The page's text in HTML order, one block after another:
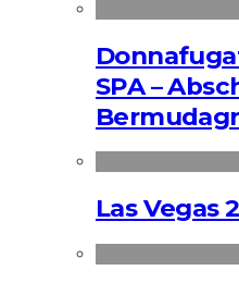
SPA –
Las Vegas